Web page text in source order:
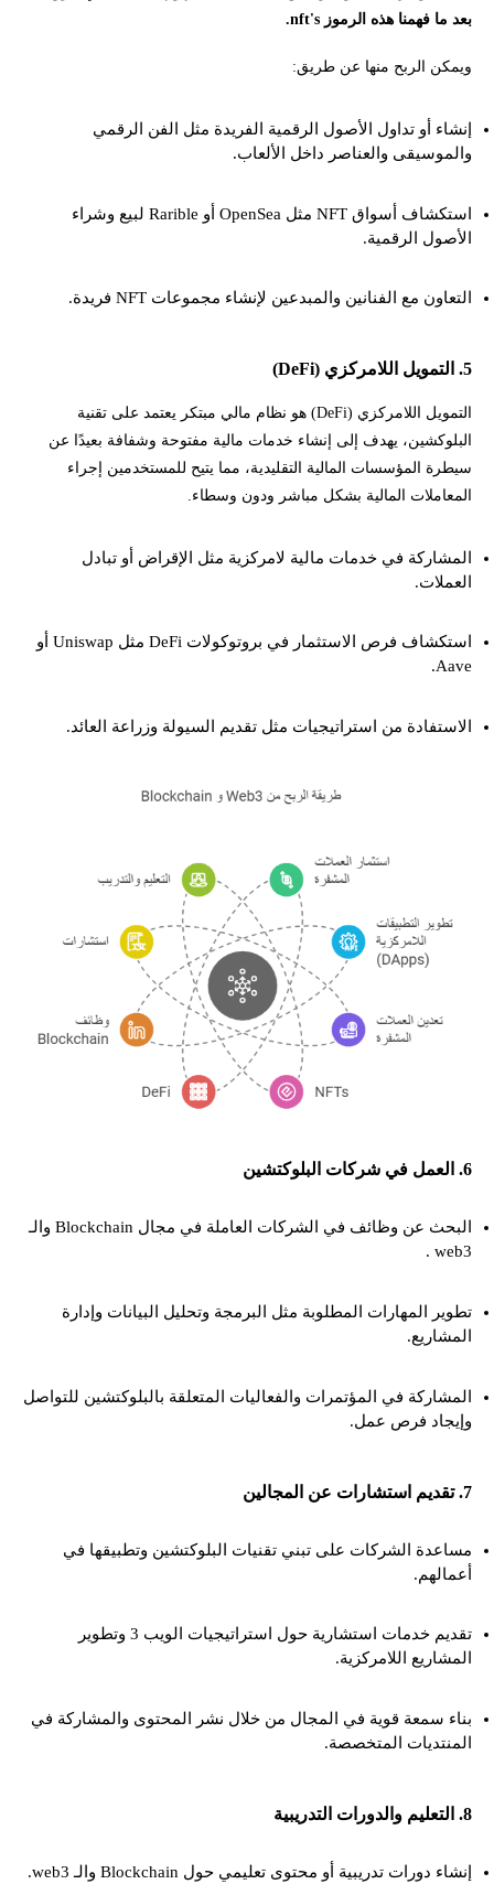
بعد ما فهمنا هذه الرموز nft's.
ويمكن الربح منها عن طريق:
إنشاء أو تداول الأصول الرقمية الفريدة مثل الفن الرقمي
والموسيقى والعناصر داخل الألعاب.
استكشاف أسواق NFT مثل OpenSea أو Rarible لبيع وشراء
الأصول الرقمية.
التعاون مع الفنانين والمبدعين لإنشاء مجموعات NFT فريدة.
5. التمويل اللامركزي (DeFi)
التمويل اللامركزي (DeFi) هو نظام مالي مبتكر يعتمد على تقنية
البلوكشين، يهدف إلى إنشاء خدمات مالية مفتوحة وشفافة بعيدًا عن
سيطرة المؤسسات المالية التقليدية، مما يتيح للمستخدمين إجراء
المعاملات المالية بشكل مباشر ودون وسطاء.
المشاركة في خدمات مالية لامركزية مثل الإقراض أو تبادل
العملات.
استكشاف فرص الاستثمار في بروتوكولات DeFi مثل Uniswap أو
Aave.
الاستفادة من استراتيجيات مثل تقديم السيولة وزراعة العائد.
6. العمل في شركات البلوكتشين
البحث عن وظائف في الشركات العاملة في مجال Blockchain والـ
web3 .
تطوير المهارات المطلوبة مثل البرمجة وتحليل البيانات وإدارة
المشاريع.
المشاركة في المؤتمرات والفعاليات المتعلقة بالبلوكتشين للتواصل
وإيجاد فرص عمل.
7. تقديم استشارات عن المجالين
مساعدة الشركات على تبني تقنيات البلوكتشين وتطبيقها في
أعمالهم.
تقديم خدمات استشارية حول استراتيجيات الويب 3 وتطوير
المشاريع اللامركزية.
بناء سمعة قوية في المجال من خلال نشر المحتوى والمشاركة في
المنتديات المتخصصة.
8. التعليم والدورات التدريبية
إنشاء دورات تدريبية أو محتوى تعليمي حول Blockchain والـ web3.